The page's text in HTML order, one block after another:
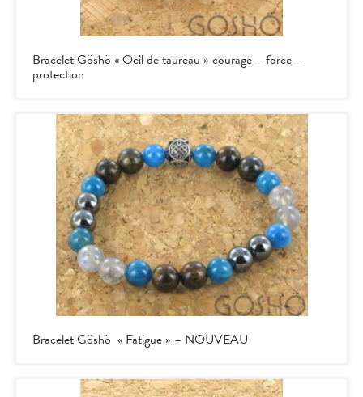
Bracelet Göshö « Oeil de taureau » courage – force –
protection
Bracelet Göshö « Fatigue » – NOUVEAU